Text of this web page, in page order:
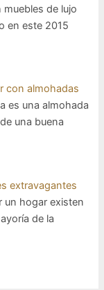
de lujo
en este 2015
con almohadas
es una almohada
una buena
extravagantes
un hogar existen
de la